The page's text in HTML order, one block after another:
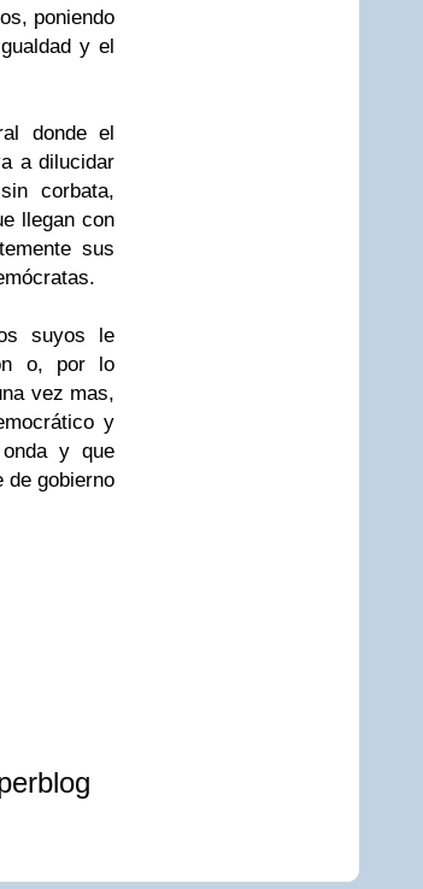
poniendo
y el
donde el
a dilucidar
corbata,
llegan con
sus
suyos le
o, por lo
vez mas,
y
y que
de gobierno